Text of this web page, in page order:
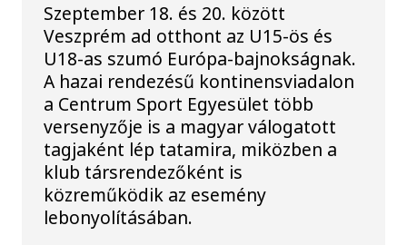
Szeptember 18. és 20. között
Veszprém ad otthont az U15-ös és
U18-as szumó Európa-bajnokságnak.
A hazai rendezésű kontinensviadalon
a Centrum Sport Egyesület több
versenyzője is a magyar válogatott
tagjaként lép tatamira, miközben a
klub társrendezőként is
közreműködik az esemény
lebonyolításában.